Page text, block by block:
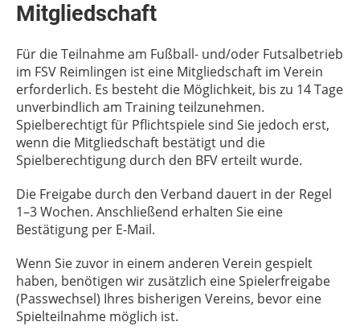
Mitgliedschaft
Für die Teilnahme am Fußball- und/oder Futsalbetrieb
im FSV Reimlingen ist eine Mitgliedschaft im Verein
erforderlich. Es besteht die Möglichkeit, bis zu 14 Tage
unverbindlich am Training teilzunehmen.
Spielberechtigt für Pflichtspiele sind Sie jedoch erst,
wenn die Mitgliedschaft bestätigt und die
Spielberechtigung durch den BFV erteilt wurde.
Die Freigabe durch den Verband dauert in der Regel
1–3 Wochen. Anschließend erhalten Sie eine
Bestätigung per E-Mail.
Wenn Sie zuvor in einem anderen Verein gespielt
haben, benötigen wir zusätzlich eine Spielerfreigabe
(Passwechsel) Ihres bisherigen Vereins, bevor eine
Spielteilnahme möglich ist.